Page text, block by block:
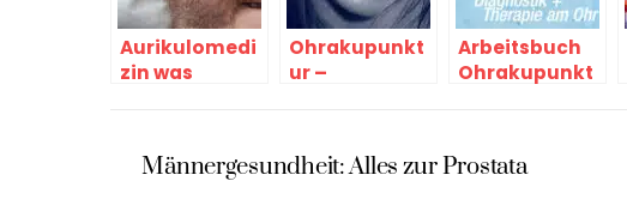
Aurikulomedi
zin was
Ohrakupunkt
ur –
Arbeitsbuch
Ohrakupunkt
Männergesundheit: Alles zur Prostata